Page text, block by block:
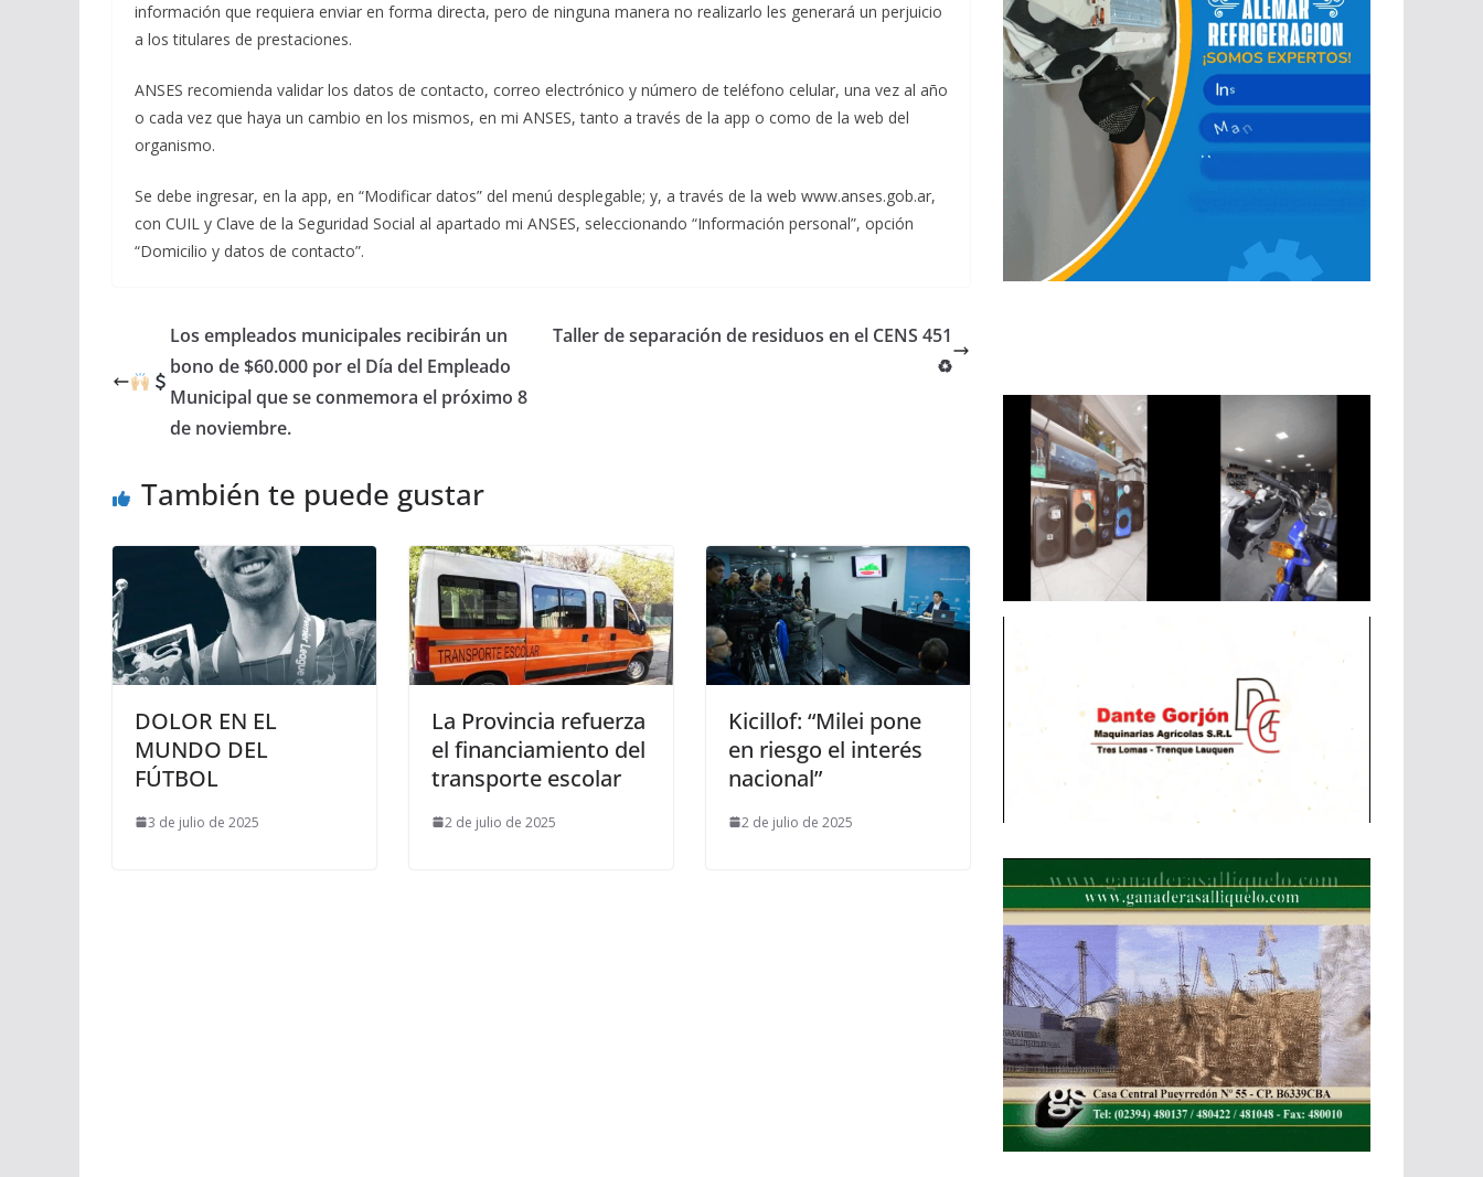
información que requiera enviar en forma directa, pero de ninguna manera no realizarlo les generará un perjuicio
a los titulares de prestaciones.
ANSES recomienda validar los datos de contacto, correo electrónico y número de teléfono celular, una vez al año
o cada vez que haya un cambio en los mismos, en mi ANSES, tanto a través de la app o como de la web del
organismo.
Se debe ingresar, en la app, en “Modificar datos” del menú desplegable; y, a través de la web www.anses.gob.ar,
con CUIL y Clave de la Seguridad Social al apartado mi ANSES, seleccionando “Información personal”, opción
“Domicilio y datos de contacto”.
Los empleados municipales recibirán un
bono de $60.000 por el Día del Empleado
Municipal que se conmemora el próximo 8
de noviembre.
Taller de separación de residuos en el CENS 451
♻
También te puede gustar
DOLOR EN EL
MUNDO DEL
FÚTBOL
3 de julio de 2025
La Provincia refuerza
el financiamiento del
transporte escolar
2 de julio de 2025
Kicillof: “Milei pone
en riesgo el interés
nacional”
2 de julio de 2025